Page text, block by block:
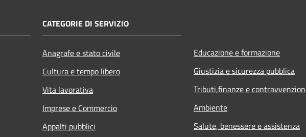
CATEGORIE DI SERVIZIO
Anagrafe e stato civile
Cultura e tempo libero
Vita lavorativa
Imprese e Commercio
Appalti pubblici
Educazione e formazione
Giustizia e sicurezza pubblica
Tributi,finanze e
Ambiente
Salute, benessere e assistenza